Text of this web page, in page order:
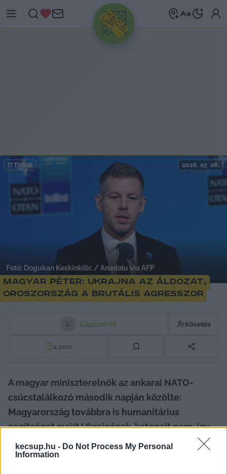
kecsup.hu - Do Not Process My Personal
Information
HIRDETÉS
ITTHON 2026. 07. 08.
Fotó: Dogukan Keskinkilic / Anadolu via AFP
Magyar Péter: Ukrajna az áldozat,
Oroszország a brutális agresszor
L Lapszemle Követés
2 perc
A magyar miniszterelnök az ankarai NATO-
csúcstalálkozó második napján közölte:
Magyarország továbbra is humanitárius
segítséget nyújt Ukrajnának, katonait nem, így
fegyverszállítmányokat sem, azonban nem
kérdés, hogy Ukrajnának minden joga megvan